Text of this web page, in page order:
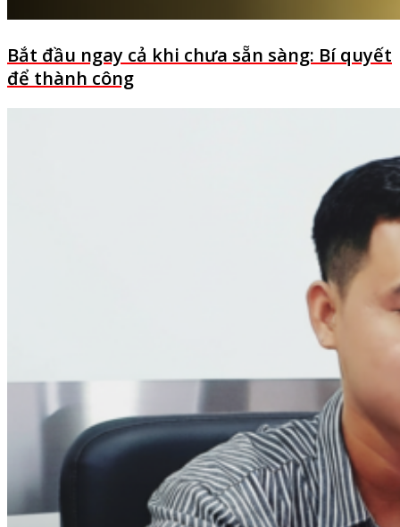
Bắt đầu ngay cả khi chưa sẵn sàng: Bí quyết
để thành công